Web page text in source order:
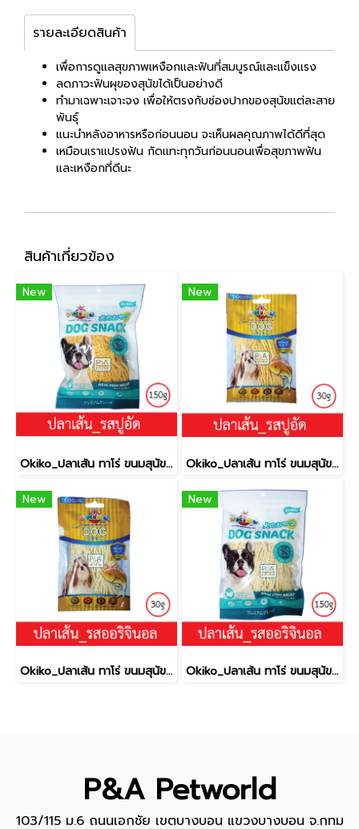
รายละเอียดสินค้า
เพื่อการดูแลสุขภาพเหงือกและฟันที่สมบูรณ์และแข็งแรง
ลดภาวะฟันผุของสุนัขได้เป็นอย่างดี
ทำมาเฉพาะเจาะจง เพื่อให้ตรงกับช่องปากของสุนัขแต่ละสาย
พันธุ์
แนะนำหลังอาหารหรือก่อนนอน จะเห็นผลคุณภาพได้ดีที่สุด
เหมือนเราแปรงฟัน กัดแทะทุกวันก่อนนอนเพื่อสุขภาพฟัน
และเหงือกที่ดีนะ
สินค้าเกี่ยวข้อง
New
Okiko_ปลาเส้น ทาโร่ ขนมสุนัข (เนื้อปลา 100%) _รสปู150g.
New
Okiko_ปลาเส้น ทาโร่ ขนมสุนัข (เนื้อปลา 100%) _รสปู30g.
New
Okiko_ปลาเส้น ทาโร่ ขนมสุนัข (เนื้อปลา 100%) _รสออริจินอล30g.
New
Okiko_ปลาเส้น ทาโร่ ขนมสุนัข (เนื้อปลา 100%) _รสออริจินอล150g.
P&A Petworld
103/115 ม.6 ถนนเอกชัย เขตบางบอน แขวงบางบอน จ.กทม